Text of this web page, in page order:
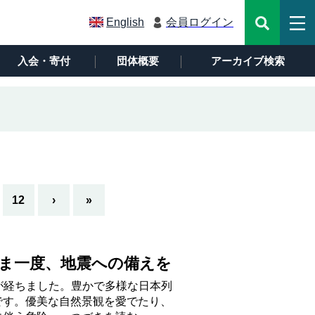
English 会員ログイン
入会・寄付 団体概要 アーカイブ検索
12 › »
一度、地震への備えを
ちました。豊かで多様な日本列
。優美な自然景観を愛でたり、